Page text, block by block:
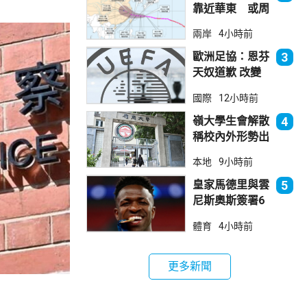
靠近華東 或周
兩岸 4小時前
歐洲足協：恩芬
天奴道歉 改變
立場
3
國際 12小時前
嶺大學生會解散
稱校內外形勢出
4
本地 9小時前
皇家馬德里與雲
尼斯奧斯簽署6
5
體育 4小時前
更多新聞